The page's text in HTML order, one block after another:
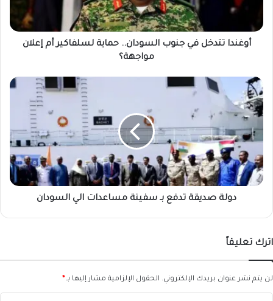
لسلفاكير
إعلان
مواجهة؟
أوغندا تتدخل في جنوب السودان.. حماية لسلفاكير أم إعلان
مواجهة؟
دولة
صديقة
تدفع
بـ
سفينة
مساعدات
الي
السودان
دولة صديقة تدفع بـ سفينة مساعدات الي السودان
اترك تعليقاً
لن يتم نشر عنوان بريدك الإلكتروني. الحقول الإلزامية مشار إليها بـ*